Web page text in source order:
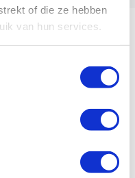
of die ze hebben
van hun services.
binnen 2